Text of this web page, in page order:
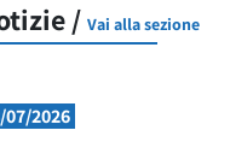
/ Vai alla sezione
07/2026